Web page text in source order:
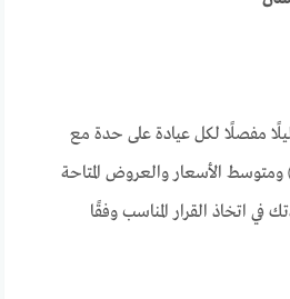
مفصلًا لكل عيادة على حدة مع
الأسعار والعروض المتاحة
اتخاذ القرار المناسب وفقًا